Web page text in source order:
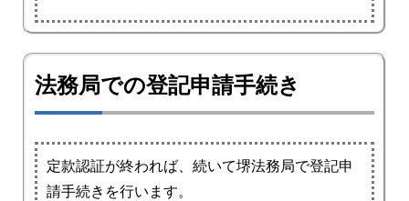
法務局での登記申請手続き
定款認証が終われば、続いて堺法務局で登記申
請手続きを行います。